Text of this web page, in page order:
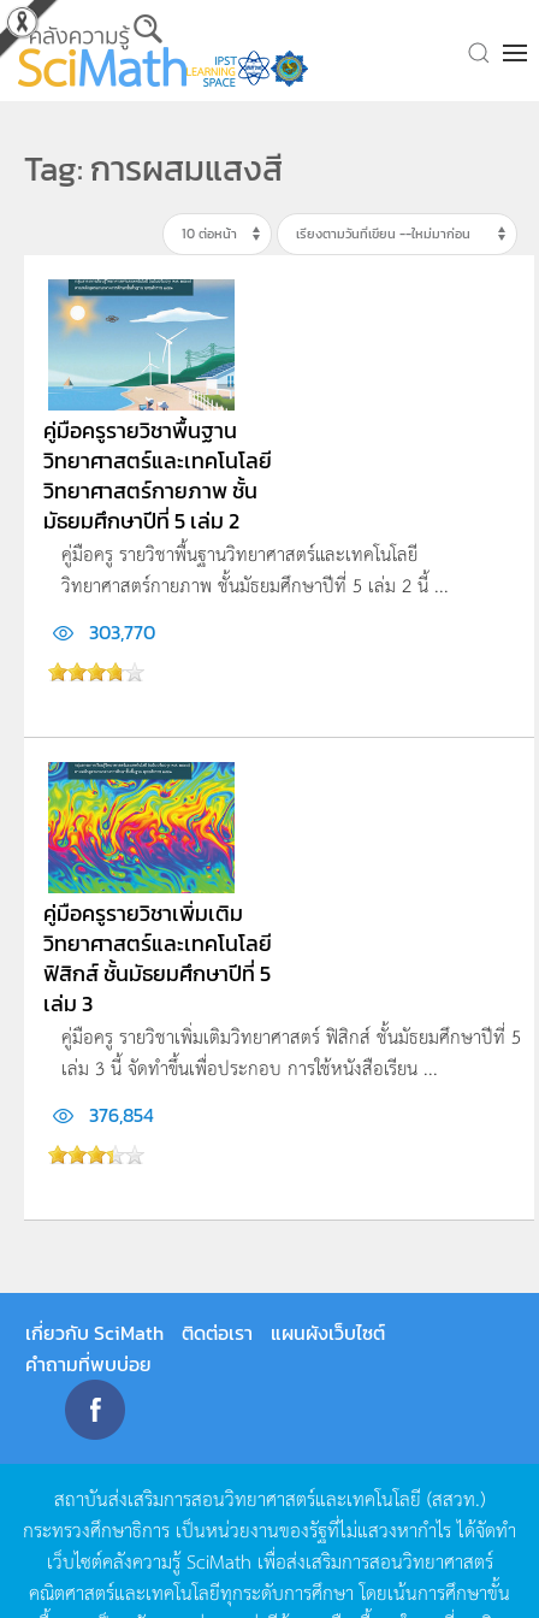
Skip to main content
Tag: การผสมแสงสี
คู่มือครูรายวิชาพื้นฐาน
วิทยาศาสตร์และเทคโนโลยี
วิทยาศาสตร์กายภาพ ชั้น
มัธยมศึกษาปีที่ 5 เล่ม 2
คู่มือครู รายวิชาพื้นฐานวิทยาศาสตร์และเทคโนโลยี
วิทยาศาสตร์กายภาพ ชั้นมัธยมศึกษาปีที่ 5 เล่ม 2 นี้ ...
303,770
คู่มือครูรายวิชาเพิ่มเติม
วิทยาศาสตร์และเทคโนโลยี
ฟิสิกส์ ชั้นมัธยมศึกษาปีที่ 5
เล่ม 3
คู่มือครู รายวิชาเพิ่มเติมวิทยาศาสตร์ ฟิสิกส์ ชั้นมัธยมศึกษาปีที่ 5
เล่ม 3 นี้ จัดทำขึ้นเพื่อประกอบ การใช้หนังสือเรียน ...
376,854
เกี่ยวกับ SciMath ติดต่อเรา
แผนผังเว็บไซต์
คำถามที่พบบ่อย
สถาบันส่งเสริมการสอนวิทยาศาสตร์และเทคโนโลยี (สสวท.)
กระทรวงศึกษาธิการ เป็นหน่วยงานของรัฐที่ไม่แสวงหากำไรได้จัดทำ
เว็บไซต์คลังความรู้SciMath เพื่อส่งเสริมการสอนวิทยาศาสตร์
คณิตศาสตร์และเทคโนโลยีทุกระดับการศึกษา โดยเน้นการศึกษาขั้น